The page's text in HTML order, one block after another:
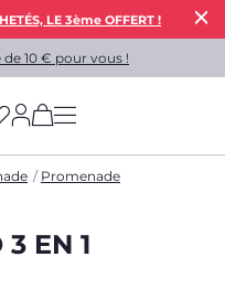
LE 3ème OFFERT !
10 € pour vous !
(has more options
Promenade
3 EN 1